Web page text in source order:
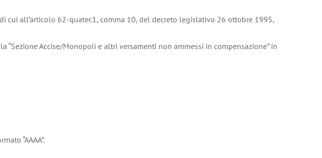
cui all’articolo 62-quater.1, comma 10, del decreto legislativo 26 ottobre 1995,
Accise/Monopoli e altri versamenti non ammessi in compensazione” in
“AAAA”.